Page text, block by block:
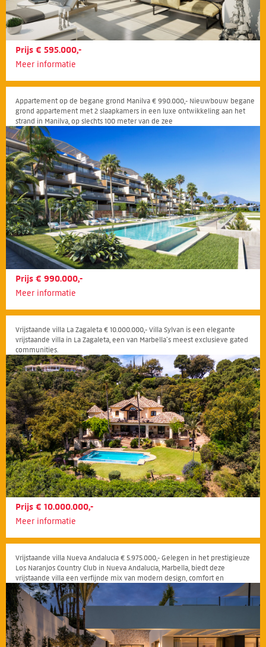
Prijs € 595.000,-
Meer informatie
Appartement op de begane grond Manilva € 990.000,- Nieuwbouw begane
grond appartement met 2 slaapkamers in een luxe ontwikkeling aan het
strand in Manilva, op slechts 100 meter van de zee
Prijs € 990.000,-
Meer informatie
Vrijstaande villa La Zagaleta € 10.000.000,- Villa Sylvan is een elegante
vrijstaande villa in La Zagaleta, een van Marbella’s meest exclusieve gated
communities.
Prijs € 10.000.000,-
Meer informatie
Vrijstaande villa Nueva Andalucía € 5.975.000,- Gelegen in het prestigieuze
Los Naranjos Country Club in Nueva Andalucía, Marbella, biedt deze
vrijstaande villa een verfijnde mix van modern design, comfort en
exclusiviteit.